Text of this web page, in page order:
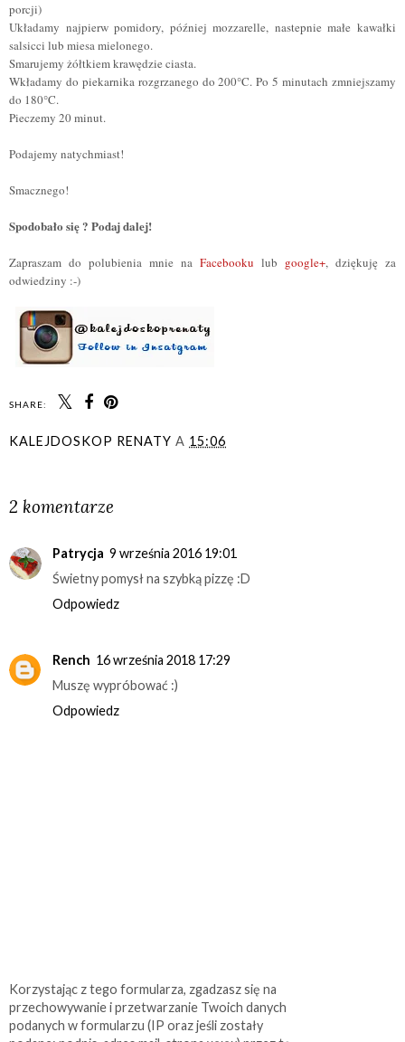
porcji)
Układamy najpierw pomidory, później mozzarelle, nastepnie małe kawałki
salsicci lub miesa mielonego.
Smarujemy żółtkiem krawędzie ciasta.
Wkładamy do piekarnika rozgrzanego do 200°C. Po 5 minutach zmniejszamy
do 180°C.
Pieczemy 20 minut.
Podajemy natychmiast!
Smacznego!
Spodobało się ? Podaj dalej!
Zapraszam do polubienia mnie na Facebooku lub google+, dziękuję za
odwiedziny :-)
SHARE:
KALEJDOSKOP RENATY A 15:06
2 komentarze
Patrycja 9 września 2016 19:01
Świetny pomysł na szybką pizzę :D
Odpowiedz
Rench 16 września 2018 17:29
Muszę wypróbować :)
Odpowiedz
Korzystając z tego formularza, zgadzasz się na
przechowywanie i przetwarzanie Twoich danych
podanych w formularzu (IP oraz jeśli zostały